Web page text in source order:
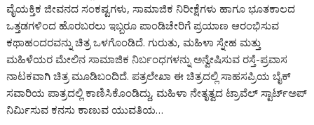
ವೈಯಕ್ತಿಕ ಜೀವನದ ಸಂಕಷ್ಟಗಳು, ಸಾಮಾಜಿಕ ನಿರೀಕ್ಷೆಗಳು ಹಾಗೂ ಭೂತಕಾಲದ
ಒತ್ತಡಗಳಿಂದ ಹೊರಬರಲು ಇಬ್ಬರೂ ಪಾಂಡಿಚೇರಿಗೆ ಪ್ರಯಾಣ ಆರಂಭಿಸುವ
ಕಥಾಹಂದರವನ್ನು ಚಿತ್ರ ಒಳಗೊಂಡಿದೆ. ಗುರುತು, ಮಹಿಳಾ ಸ್ನೇಹ ಮತ್ತು
ಮಹಿಳೆಯರ ಮೇಲಿನ ಸಾಮಾಜಿಕ ನಿರ್ಬಂಧಗಳನ್ನು ಅನ್ವೇಷಿಸುವ ರಸ್ತೆ-ಪ್ರವಾಸ
ನಾಟಕವಾಗಿ ಚಿತ್ರ ಮೂಡಿಬಂದಿದೆ. ಪತ್ರಲೇಖಾ ಈ ಚಿತ್ರದಲ್ಲಿ ಸಾಹಸಪ್ರಿಯ ಬೈಕ್
ಸವಾರಿಯ ಪಾತ್ರದಲ್ಲಿ ಕಾಣಿಸಿಕೊಂಡಿದ್ದು, ಮಹಿಳಾ ನೇತೃತ್ವದ ಟ್ರಾವೆಲ್ ಸ್ಟಾರ್ಟ್‌ಅಪ್
ನಿರ್ಮಿಸುವ ಕನಸು ಕಾಣುವ ಯುವತಿಯ…